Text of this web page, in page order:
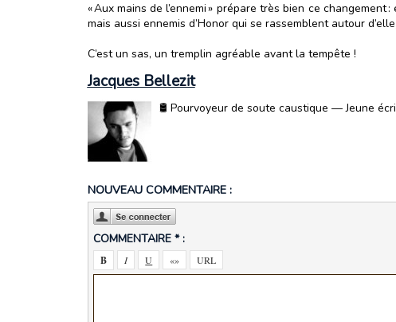
« Aux mains de l’ennemi » prépare très bien ce
mais aussi ennemis d’Honor qui se rassemblent autour
C’est un sas, un tremplin agréable avant la tempête !
Jacques Bellezit
🛢️ Pourvoyeur de soute caustique — Jeune
NOUVEAU COMMENTAIRE :
COMMENTAIRE * :